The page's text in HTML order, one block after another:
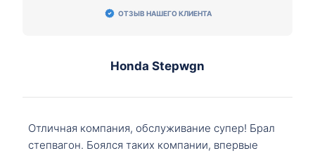
ОТЗЫВ НАШЕГО КЛИЕНТА
Honda Stepwgn
Отличная компания, обслуживание супер! Брал
степвагон. Боялся таких компании, впервые